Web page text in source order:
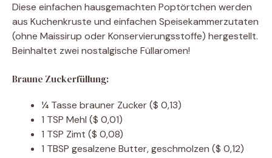
Diese einfachen hausgemachten Poptörtchen werden
aus Kuchenkruste und einfachen Speisekammerzutaten
(ohne Maissirup oder Konservierungsstoffe) hergestellt.
Beinhaltet zwei nostalgische Füllaromen!
Braune Zuckerfüllung:
¼ Tasse brauner Zucker($ 0,13)
1 TSP Mehl ($ 0,01)
1 TSP Zimt ($ 0,08)
1 TBSP gesalzene Butter, geschmolzen ($ 0,12)